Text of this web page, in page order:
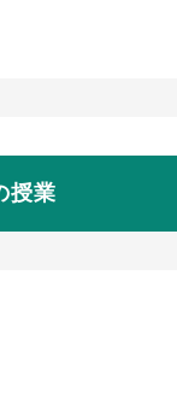
授業